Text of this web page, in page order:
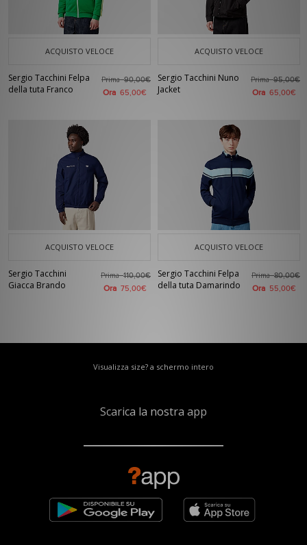
ACQUISTO VELOCE
Sergio Tacchini Felpa
della tuta Franco
Prima90,00€
Ora 65,00€
ACQUISTO VELOCE
Sergio Tacchini Nuno
Jacket
Prima95,00€
Ora 65,00€
ACQUISTO VELOCE
Sergio Tacchini
Giacca Brando
Prima110,00€
Ora 75,00€
ACQUISTO VELOCE
Sergio Tacchini Felpa
della tuta Damarindo
Prima80,00€
Ora 55,00€
Visualizza size? a schermo intero
Scarica la nostra app